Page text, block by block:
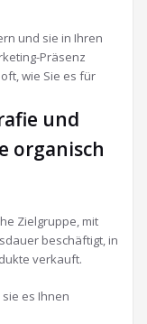
und sie in Ihren
Präsenz
wie Sie es für
und
organisch
Zielgruppe, mit
beschäftigt, in
verkauft.
es Ihnen